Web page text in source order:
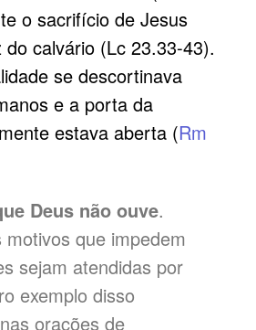
o sacrifício de Jesus
calvário (Lc 23.33-43).
se descortinava
e a porta da
estava aberta (Rm
Deus não ouve.
que impedem
sejam atendidas por
exemplo disso
orações de